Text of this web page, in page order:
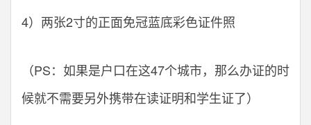
4）两张2寸的正面免冠蓝底彩色证件照
（PS：如果是户口在这47个城市，那么办证的时
候就不需要另外携带在读证明和学生证了）